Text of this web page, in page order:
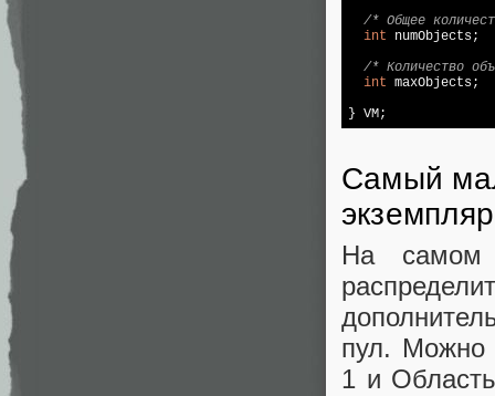
/* Общее
int numObjects;
/* Количество
int maxObjects;
} VM;
Самый
На самом
пул. Можно
1 и